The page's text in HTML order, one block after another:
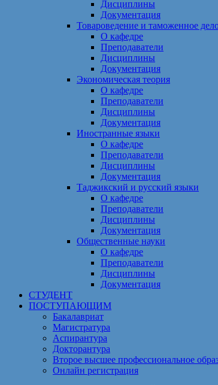
Дисциплины
Документация
Товароведение и таможенное
О кафедре
Преподаватели
Дисциплины
Документация
Экономическая теория
О кафедре
Преподаватели
Дисциплины
Документация
Иностранные языки
О кафедре
Преподаватели
Дисциплины
Документация
Таджикский и русский языки
О кафедре
Преподаватели
Дисциплины
Документация
Общественные науки
О кафедре
Преподаватели
Дисциплины
Документация
СТУДЕНТ
ПОСТУПАЮЩИМ
Бакалавриат
Магистратура
Аспирантура
Докторантура
Второе высшее профессиональное
Онлайн регистрация